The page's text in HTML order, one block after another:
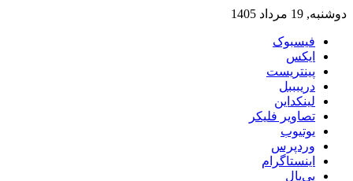
دوشنبه, 19 مرداد 1405
فیسبوک
ایکس
پینتریست
دریبببل
لینکداین
تصاویر فلیکر
یوتیوب
وردپرس
اینستاگرام
پی‌پال